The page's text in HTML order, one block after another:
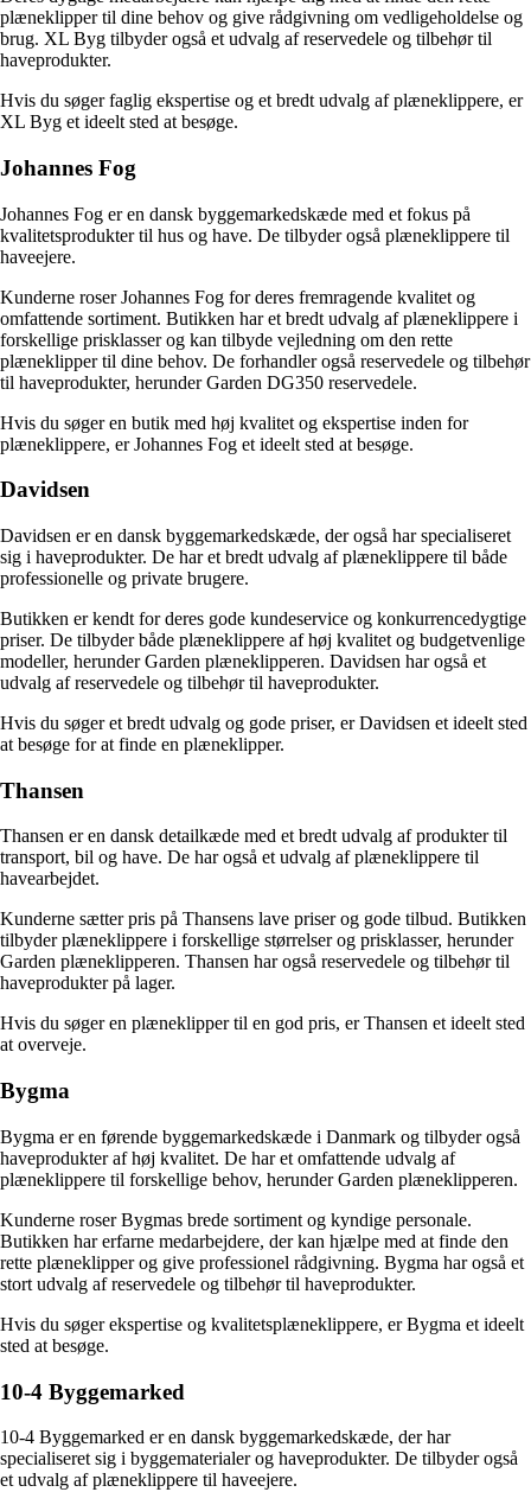
plæneklipper til dine behov og give rådgivning om vedligeholdelse og
brug. XL Byg tilbyder også et udvalg af reservedele og tilbehør til
haveprodukter.
Hvis du søger faglig ekspertise og et bredt udvalg af plæneklippere, er
XL Byg et ideelt sted at besøge.
Johannes Fog
Johannes Fog er en dansk byggemarkedskæde med et fokus på
kvalitetsprodukter til hus og have. De tilbyder også plæneklippere til
haveejere.
Kunderne roser Johannes Fog for deres fremragende kvalitet og
omfattende sortiment. Butikken har et bredt udvalg af plæneklippere i
forskellige prisklasser og kan tilbyde vejledning om den rette
plæneklipper til dine behov. De forhandler også reservedele og tilbehør
til haveprodukter, herunder Garden DG350 reservedele.
Hvis du søger en butik med høj kvalitet og ekspertise inden for
plæneklippere, er Johannes Fog et ideelt sted at besøge.
Davidsen
Davidsen er en dansk byggemarkedskæde, der også har specialiseret
sig i haveprodukter. De har et bredt udvalg af plæneklippere til både
professionelle og private brugere.
Butikken er kendt for deres gode kundeservice og konkurrencedygtige
priser. De tilbyder både plæneklippere af høj kvalitet og budgetvenlige
modeller, herunder Garden plæneklipperen. Davidsen har også et
udvalg af reservedele og tilbehør til haveprodukter.
Hvis du søger et bredt udvalg og gode priser, er Davidsen et ideelt sted
at besøge for at finde en plæneklipper.
Thansen
Thansen er en dansk detailkæde med et bredt udvalg af produkter til
transport, bil og have. De har også et udvalg af plæneklippere til
havearbejdet.
Kunderne sætter pris på Thansens lave priser og gode tilbud. Butikken
tilbyder plæneklippere i forskellige størrelser og prisklasser, herunder
Garden plæneklipperen. Thansen har også reservedele og tilbehør til
haveprodukter på lager.
Hvis du søger en plæneklipper til en god pris, er Thansen et ideelt sted
at overveje.
Bygma
Bygma er en førende byggemarkedskæde i Danmark og tilbyder også
haveprodukter af høj kvalitet. De har et omfattende udvalg af
plæneklippere til forskellige behov, herunder Garden plæneklipperen.
Kunderne roser Bygmas brede sortiment og kyndige personale.
Butikken har erfarne medarbejdere, der kan hjælpe med at finde den
rette plæneklipper og give professionel rådgivning. Bygma har også et
stort udvalg af reservedele og tilbehør til haveprodukter.
Hvis du søger ekspertise og kvalitetsplæneklippere, er Bygma et ideelt
sted at besøge.
10-4 Byggemarked
10-4 Byggemarked er en dansk byggemarkedskæde, der har
specialiseret sig i byggematerialer og haveprodukter. De tilbyder også
et udvalg af plæneklippere til haveejere.